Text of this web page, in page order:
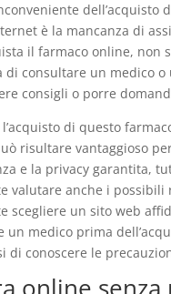
dell’acquisto
è la mancanza di
il farmaco online, non
di consultare un medico o
consigli o porre
di questo
risultare vantaggioso
e la privacy garantita,
valutare anche i possibili
scegliere un sito web
un medico prima
di conoscere le